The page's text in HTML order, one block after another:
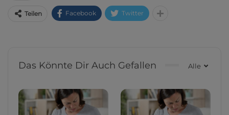
Teilen Facebook Twitter
Alle
Das Könnte Dir Auch Gefallen